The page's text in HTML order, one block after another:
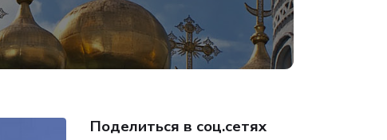
Поделиться в соц.сетях